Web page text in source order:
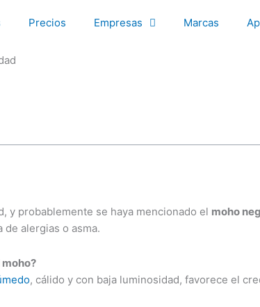
Precios Empresas Marcas
y probablemente se haya mencionado el moho
alergias o asma.
moho?
, cálido y con baja luminosidad, favorece el